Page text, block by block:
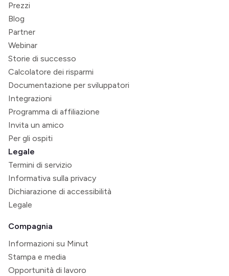
Prezzi
Blog
Partner
Webinar
Storie di successo
Calcolatore dei risparmi
Documentazione per sviluppatori
Integrazioni
Programma di affiliazione
Invita un amico
Per gli ospiti
Legale
Termini di servizio
Informativa sulla privacy
Dichiarazione di accessibilità
Legale
Compagnia
Informazioni su Minut
Stampa e media
Opportunità di lavoro